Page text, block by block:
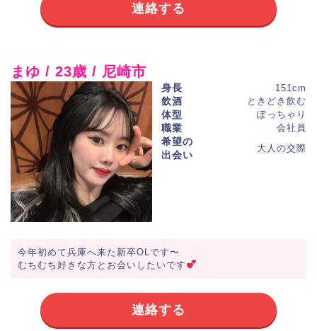
連絡する
まゆ / 23歳 / 尼崎市
身長 151cm
飲酒 ときどき飲む
体型 ぽっちゃり
職業 会社員
希望の
出会い
大人の交際
今年初めて兵庫へ来た新卒OLです〜
むちむち好きな方とお会いしたいです
連絡する